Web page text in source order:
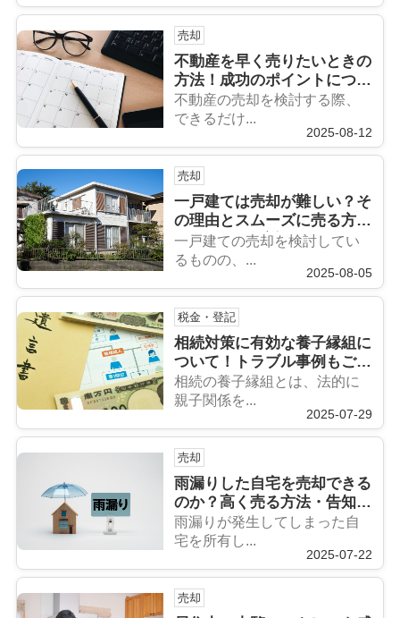
売却
不動産を早く売りたいときの
方法！成功のポイントについ
ても解説
不動産の売却を検討する際、
できるだけ...
2025-08-12
売却
一戸建ては売却が難しい？そ
の理由とスムーズに売る方法
についても解説
一戸建ての売却を検討してい
るものの、...
2025-08-05
税金・登記
相続対策に有効な養子縁組に
ついて！トラブル事例もご紹
介
相続の養子縁組とは、法的に
親子関係を...
2025-07-29
売却
雨漏りした自宅を売却できる
のか？高く売る方法・告知義
務や注意点も解説
雨漏りが発生してしまった自
宅を所有し...
2025-07-22
売却